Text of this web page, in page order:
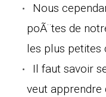
Nous
poÃ¨tes de
les plus petites
Il faut savoir
veut apprendre